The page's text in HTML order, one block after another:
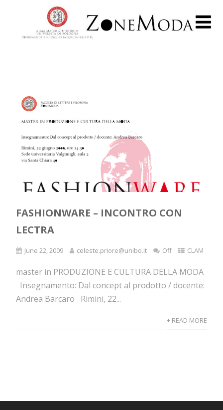
FASHIONWARE – INCONTRO CON
LECTRA
June 22, 2009 celeste.priore@unibo.it Off CLAM
master in PRODUZIONE E CULTURA DELLA MODA
Insegnamento: Dal concept al prodotto / docente:
Andrea Barcaro Rimini, 22...
+ READ MORE